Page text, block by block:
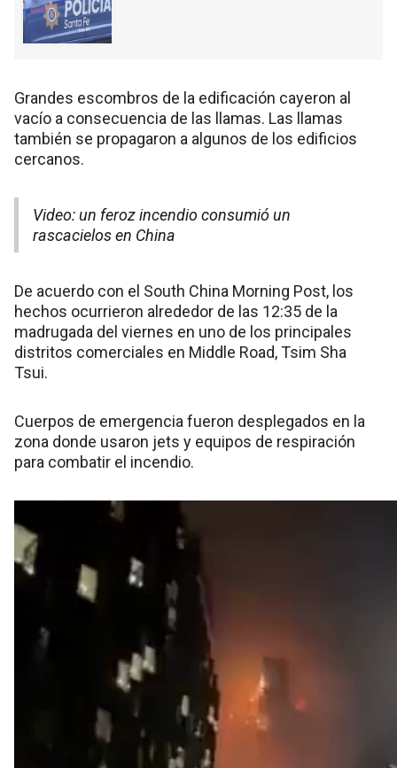
Grandes escombros de la edificación cayeron al
vacío a consecuencia de las llamas. Las llamas
también se propagaron a algunos de los edificios
cercanos.
Video: un feroz incendio consumió un
rascacielos en China
De acuerdo con el South China Morning Post, los
hechos ocurrieron alrededor de las 12:35 de la
madrugada del viernes en uno de los principales
distritos comerciales en Middle Road, Tsim Sha
Tsui.
Cuerpos de emergencia fueron desplegados en la
zona donde usaron jets y equipos de respiración
para combatir el incendio.